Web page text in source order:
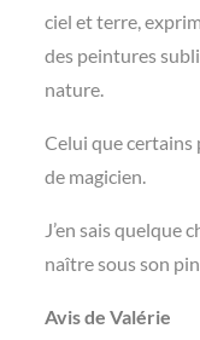
ciel et terre,
des peintures
nature.
Celui que
de magicien.
J’en sais quelque
naître sous son
Avis de Valérie